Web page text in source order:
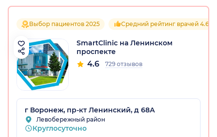
Выбор пациентов 2025 Средний рейтинг врачей 4.6
SmartClinic на Ленинском
проспекте
4.6 729 отзывов
г Воронеж, пр-кт Ленинский, д 68А
Левобережный район
Круглосуточно